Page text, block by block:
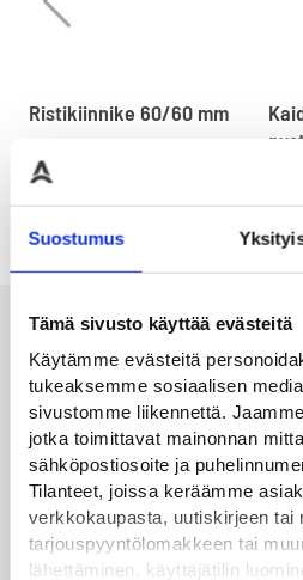
Suostumus
Tämä sivusto käyttää evästeitä
Käytämme evästeitä
tukeaksemme sosiaalisen
sivustomme liikennettä.
jotka toimittavat mainonnan
sähköpostiosoite ja
Tilanteet, joissa keräämme
verkkokaupasta, uutiskirjeen
tarjouspyyntölomakkeen tai
lähettäminen, käyttäjätilin
Ristikiinnike 60/60 mm
putkien yhdistämiseen
toisiinsa
7,00€
Alan parhaat